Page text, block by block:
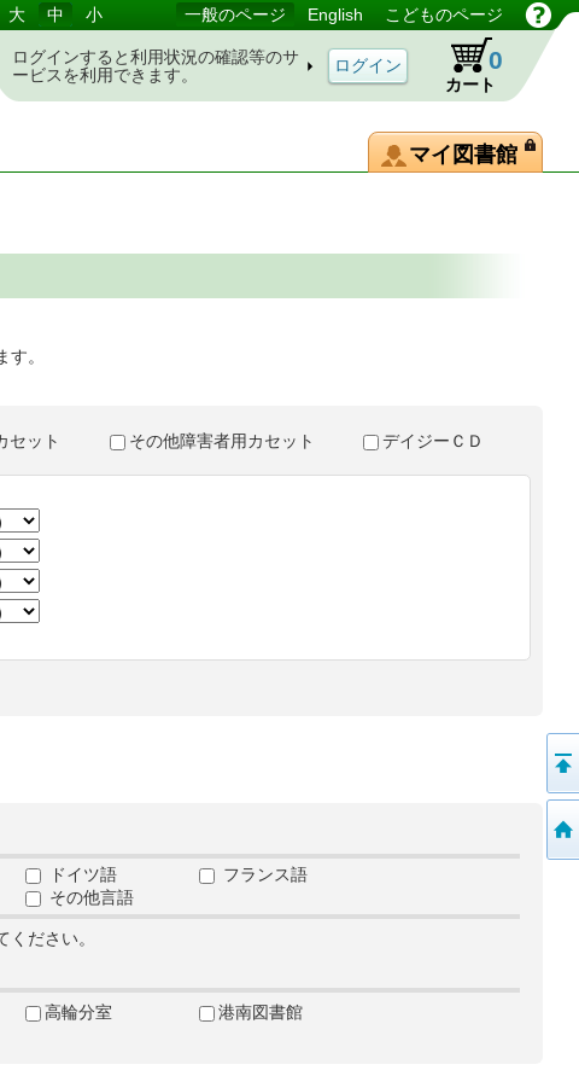
大 中 小 一般のページ English こどものページ
ログインすると利用状況の確認等のサ
ービスを利用できます。
カート
0
マイ図書館
す。
セット その他障害者用カセット デイジーＣＤ
ドイツ語
フランス語
その他言語
ださい。
高輪分室
港南図書館